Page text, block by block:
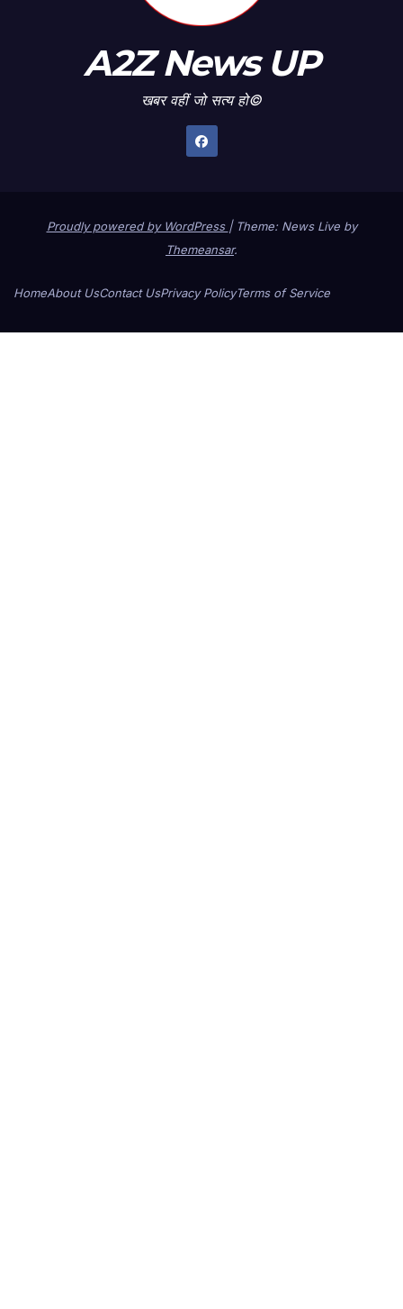
A2Z News UP
खबर वहीं जो सत्य हो©
Proudly powered by WordPress | Theme: News Live by
Themeansar.
HomeAbout UsContact UsPrivacy PolicyTerms of Service